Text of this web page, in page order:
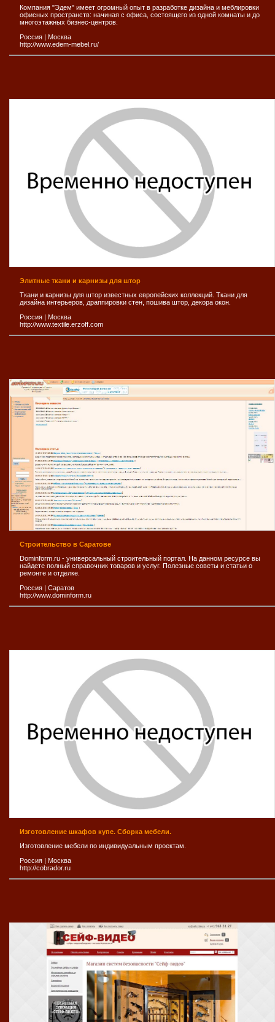
Компания "Эдем" имеет огромный опыт в разработке дизайна и меблировки
офисных пространств: начиная с офиса, состоящего из одной комнаты и до
многоэтажных бизнес-центров.
Россия | Москва
http://www.edem-mebel.ru/
Элитные ткани и карнизы для штор
Ткани и карнизы для штор известных европейских коллекций. Ткани для
дизайна интерьеров, драппировки стен, пошива штор, декора окон.
Россия | Москва
http://www.textile.erzoff.com
Строительство в Саратове
Dominform.ru - универсальный строительный портал. На данном ресурсе вы
найдете полный справочник товаров и услуг. Полезные советы и статьи о
ремонте и отделке.
Россия | Саратов
http://www.dominform.ru
Изготовление шкафов купе. Сборка мебели.
Изготовление мебели по индивидуальным проектам.
Россия | Москва
http://cobrador.ru